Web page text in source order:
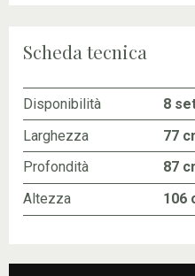
Scheda tecnica
Disponibilità
8
Larghezza
77
Profondità
87
Altezza
106